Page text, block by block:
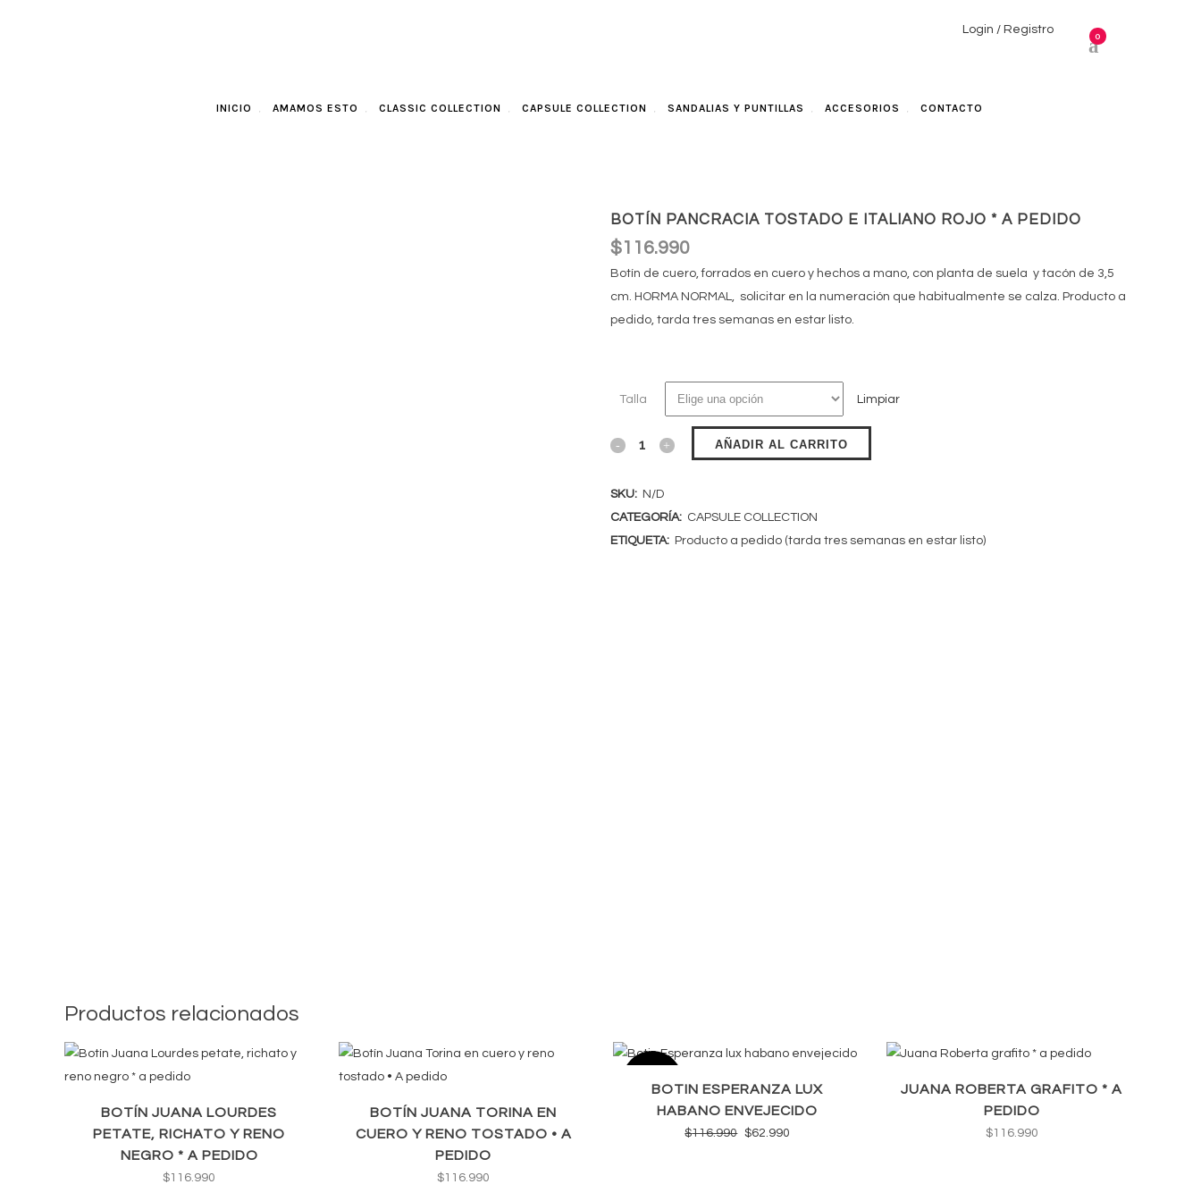
Login / Registro
0
INICIO AMAMOS ESTO CLASSIC COLLECTION CAPSULE COLLECTION SANDALIAS Y PUNTILLAS ACCESORIOS CONTACTO
BOTÍN PANCRACIA TOSTADO E ITALIANO ROJO * A PEDIDO
$116.990
Botín de cuero, forrados en cuero y hechos a mano, con planta de suela y tacón de 3,5
cm. HORMA NORMAL, solicitar en la numeración que habitualmente se calza. Producto a
pedido, tarda tres semanas en estar listo.
Talla Limpiar
AÑADIR AL CARRITO
SKU: N/D
CATEGORÍA: CAPSULE COLLECTION
ETIQUETA: Producto a pedido (tarda tres semanas en estar listo)
Productos relacionados
BOTÍN JUANA LOURDES
PETATE, RICHATO Y RENO
NEGRO * A PEDIDO
$116.990
BOTÍN JUANA TORINA EN
CUERO Y RENO TOSTADO • A
PEDIDO
$116.990
SALE
BOTIN ESPERANZA LUX
HABANO ENVEJECIDO
$116.990 El
$62.990
JUANA ROBERTA GRAFITO * A
PEDIDO
$116.990